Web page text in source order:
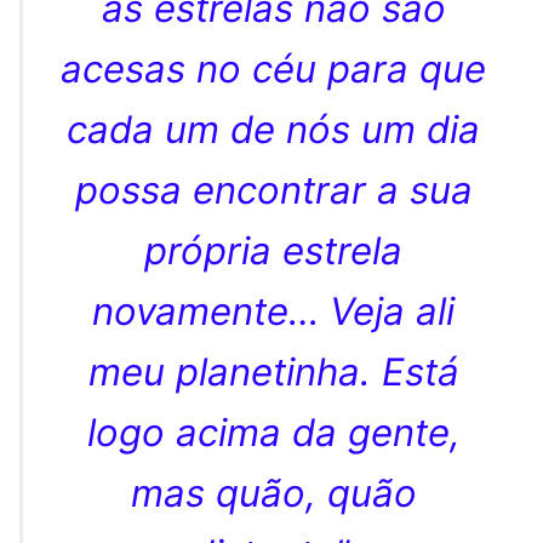
acesas no céu para que
cada um de nós um dia
possa encontrar a sua
própria estrela
novamente… Veja ali
meu planetinha. Está
logo acima da gente,
mas quão, quão